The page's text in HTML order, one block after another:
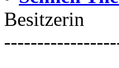
Besitzerin